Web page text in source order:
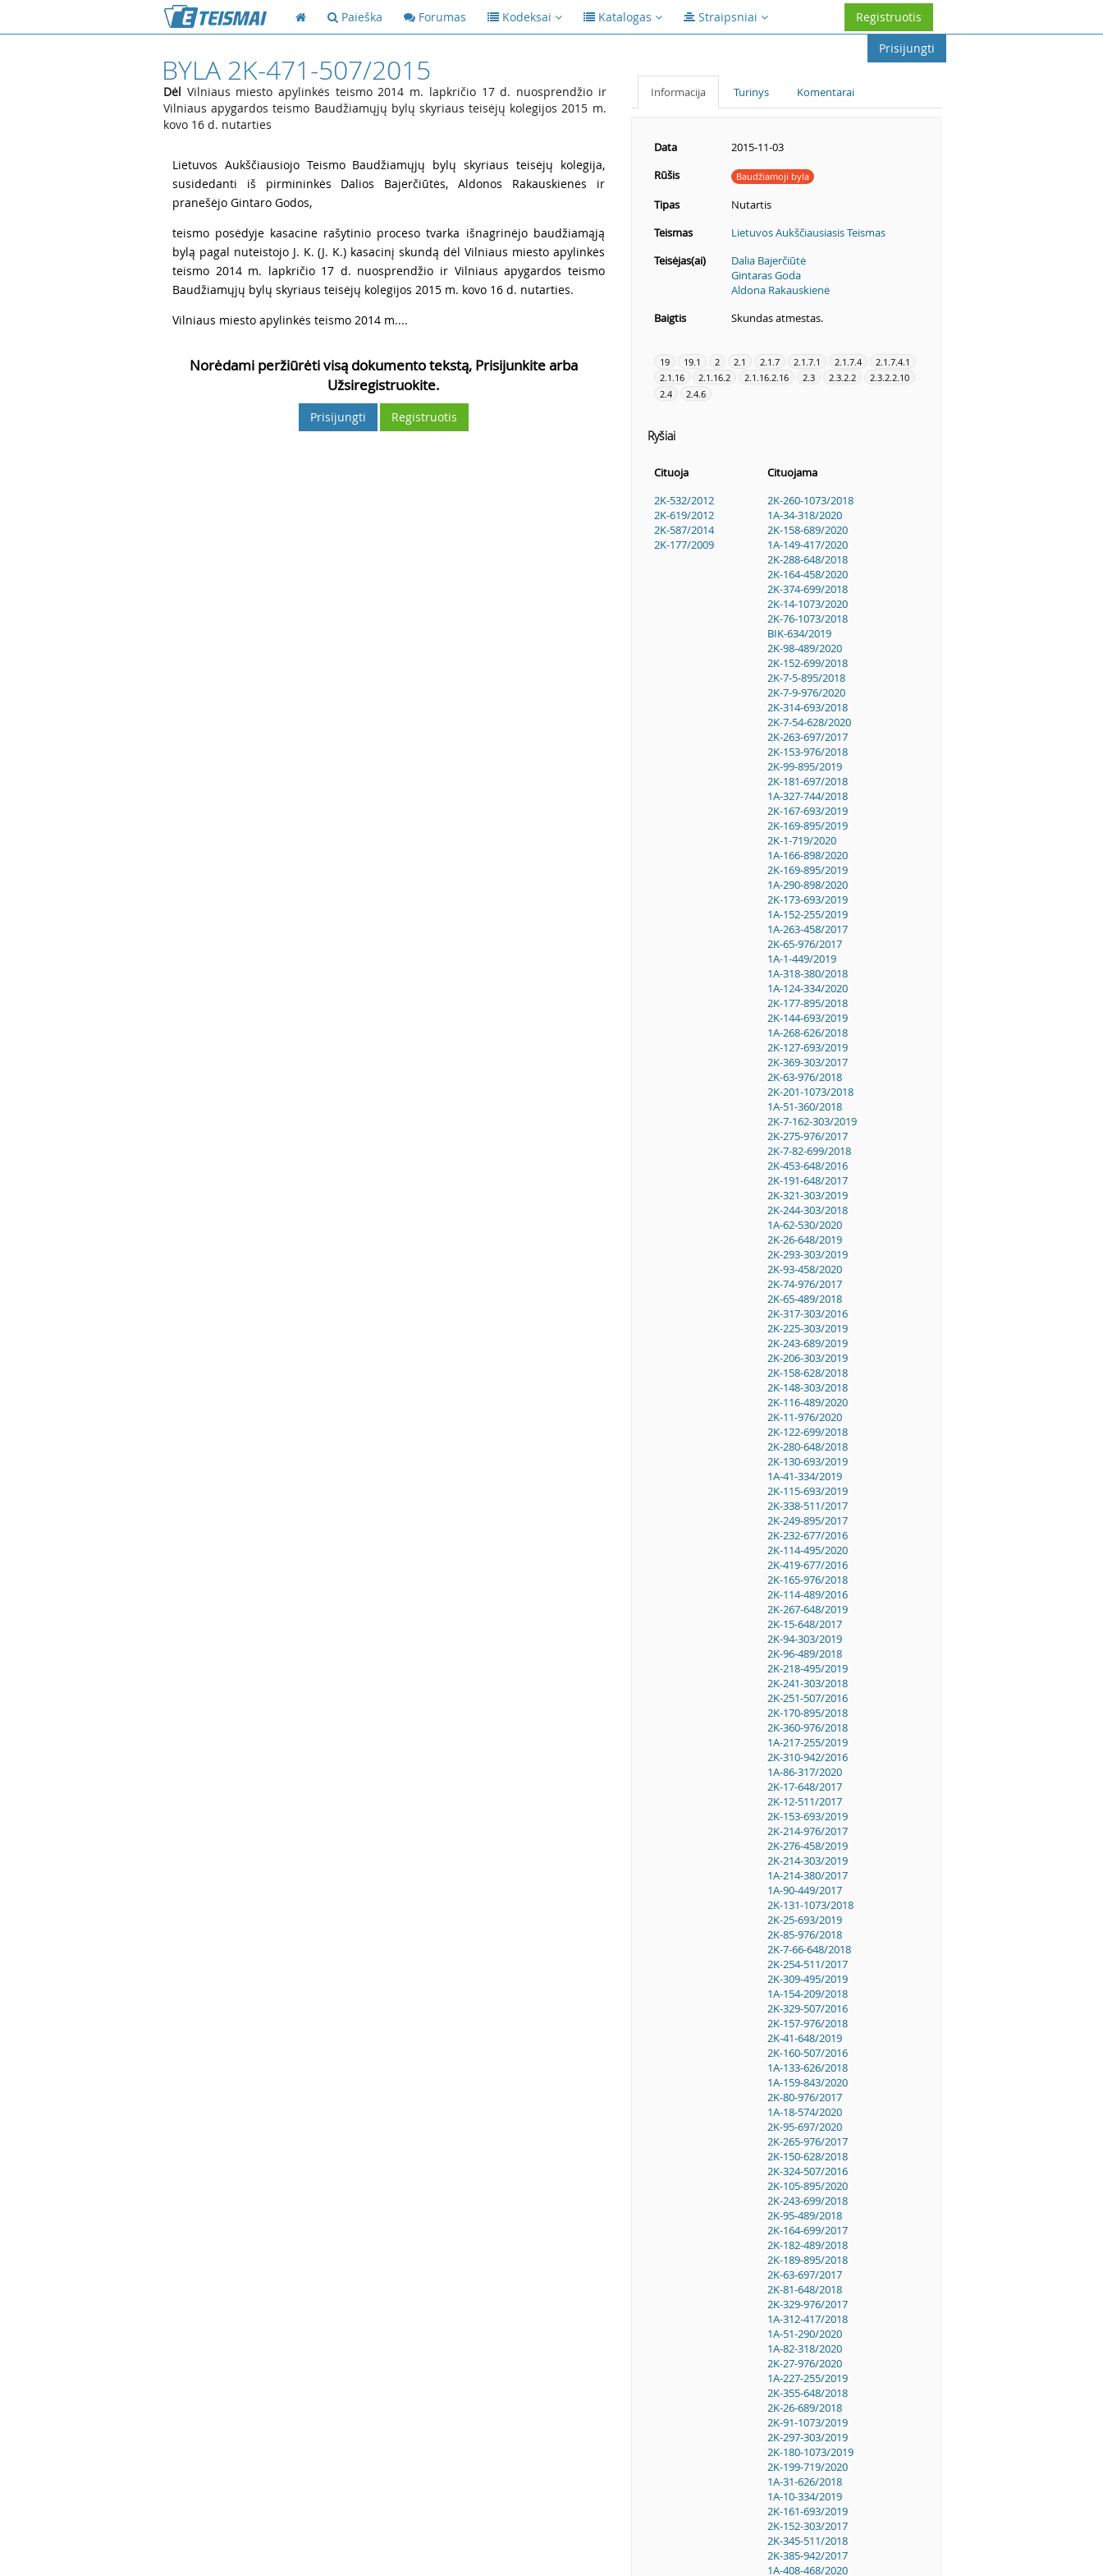
Paieška Forumas Kodeksai Katalogas Straipsniai
Registruotis
Prisijungti
BYLA 2K-471-507/2015
Dėl Vilniaus miesto apylinkės teismo 2014 m. lapkričio 17 d. nuosprendžio ir
Vilniaus apygardos teismo Baudžiamųjų bylų skyriaus teisėjų kolegijos 2015 m.
kovo 16 d. nutarties
Lietuvos Aukščiausiojo Teismo Baudžiamųjų bylų skyriaus teisėjų kolegija,
susidedanti iš pirmininkės Dalios Bajerčiūtės, Aldonos Rakauskienės ir
pranešėjo Gintaro Godos,
teismo posėdyje kasacine rašytinio proceso tvarka išnagrinėjo baudžiamąją
bylą pagal nuteistojo J. K. (J. K.) kasacinį skundą dėl Vilniaus miesto apylinkės
teismo 2014 m. lapkričio 17 d. nuosprendžio ir Vilniaus apygardos teismo
Baudžiamųjų bylų skyriaus teisėjų kolegijos 2015 m. kovo 16 d. nutarties.
Vilniaus miesto apylinkės teismo 2014 m....
Norėdami peržiūrėti visą dokumento tekstą, Prisijunkite arba
Užsiregistruokite.
Prisijungti Registruotis
Informacija Turinys Komentarai
Data
2015-11-03
Rūšis
Baudžiamoji byla
Tipas
Nutartis
Teismas
Lietuvos Aukščiausiasis Teismas
Teisėjas(ai)
Dalia Bajerčiūtė
Gintaras Goda
Aldona Rakauskienė
Baigtis
Skundas atmestas.
19 19.1 2 2.1 2.1.7 2.1.7.1 2.1.7.4
2.1.7.4.1
2.1.16
2.1.16.2 2.1.16.2.16 2.3 2.3.2.2
2.3.2.2.10
2.4
2.4.6
Ryšiai
Cituoja
Cituojama
2K-532/2012
2K-619/2012
2K-587/2014
2K-177/2009
2K-260-1073/2018
1A-34-318/2020
2K-158-689/2020
1A-149-417/2020
2K-288-648/2018
2K-164-458/2020
2K-374-699/2018
2K-14-1073/2020
2K-76-1073/2018
BIK-634/2019
2K-98-489/2020
2K-152-699/2018
2K-7-5-895/2018
2K-7-9-976/2020
2K-314-693/2018
2K-7-54-628/2020
2K-263-697/2017
2K-153-976/2018
2K-99-895/2019
2K-181-697/2018
1A-327-744/2018
2K-167-693/2019
2K-169-895/2019
2K-1-719/2020
1A-166-898/2020
2K-169-895/2019
1A-290-898/2020
2K-173-693/2019
1A-152-255/2019
1A-263-458/2017
2K-65-976/2017
1A-1-449/2019
1A-318-380/2018
1A-124-334/2020
2K-177-895/2018
2K-144-693/2019
1A-268-626/2018
2K-127-693/2019
2K-369-303/2017
2K-63-976/2018
2K-201-1073/2018
1A-51-360/2018
2K-7-162-303/2019
2K-275-976/2017
2K-7-82-699/2018
2K-453-648/2016
2K-191-648/2017
2K-321-303/2019
2K-244-303/2018
1A-62-530/2020
2K-26-648/2019
2K-293-303/2019
2K-93-458/2020
2K-74-976/2017
2K-65-489/2018
2K-317-303/2016
2K-225-303/2019
2K-243-689/2019
2K-206-303/2019
2K-158-628/2018
2K-148-303/2018
2K-116-489/2020
2K-11-976/2020
2K-122-699/2018
2K-280-648/2018
2K-130-693/2019
1A-41-334/2019
2K-115-693/2019
2K-338-511/2017
2K-249-895/2017
2K-232-677/2016
2K-114-495/2020
2K-419-677/2016
2K-165-976/2018
2K-114-489/2016
2K-267-648/2019
2K-15-648/2017
2K-94-303/2019
2K-96-489/2018
2K-218-495/2019
2K-241-303/2018
2K-251-507/2016
2K-170-895/2018
2K-360-976/2018
1A-217-255/2019
2K-310-942/2016
1A-86-317/2020
2K-17-648/2017
2K-12-511/2017
2K-153-693/2019
2K-214-976/2017
2K-276-458/2019
2K-214-303/2019
1A-214-380/2017
1A-90-449/2017
2K-131-1073/2018
2K-25-693/2019
2K-85-976/2018
2K-7-66-648/2018
2K-254-511/2017
2K-309-495/2019
1A-154-209/2018
2K-329-507/2016
2K-157-976/2018
2K-41-648/2019
2K-160-507/2016
1A-133-626/2018
1A-159-843/2020
2K-80-976/2017
1A-18-574/2020
2K-95-697/2020
2K-265-976/2017
2K-150-628/2018
2K-324-507/2016
2K-105-895/2020
2K-243-699/2018
2K-95-489/2018
2K-164-699/2017
2K-182-489/2018
2K-189-895/2018
2K-63-697/2017
2K-81-648/2018
2K-329-976/2017
1A-312-417/2018
1A-51-290/2020
1A-82-318/2020
2K-27-976/2020
1A-227-255/2019
2K-355-648/2018
2K-26-689/2018
2K-91-1073/2019
2K-297-303/2019
2K-180-1073/2019
2K-199-719/2020
1A-31-626/2018
1A-10-334/2019
2K-161-693/2019
2K-152-303/2017
2K-345-511/2018
2K-385-942/2017
1A-408-468/2020